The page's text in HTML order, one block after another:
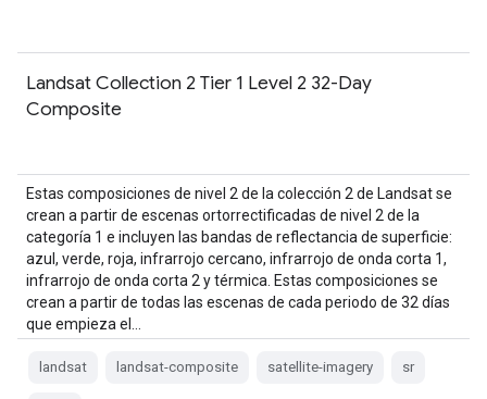
Landsat Collection 2 Tier 1 Level 2 32-Day
Composite
Estas composiciones de nivel 2 de la colección 2 de Landsat se
crean a partir de escenas ortorrectificadas de nivel 2 de la
categoría 1 e incluyen las bandas de reflectancia de superficie:
azul, verde, roja, infrarrojo cercano, infrarrojo de onda corta 1,
infrarrojo de onda corta 2 y térmica. Estas composiciones se
crean a partir de todas las escenas de cada periodo de 32 días
que empieza el…
landsat landsat-composite satellite-imagery sr